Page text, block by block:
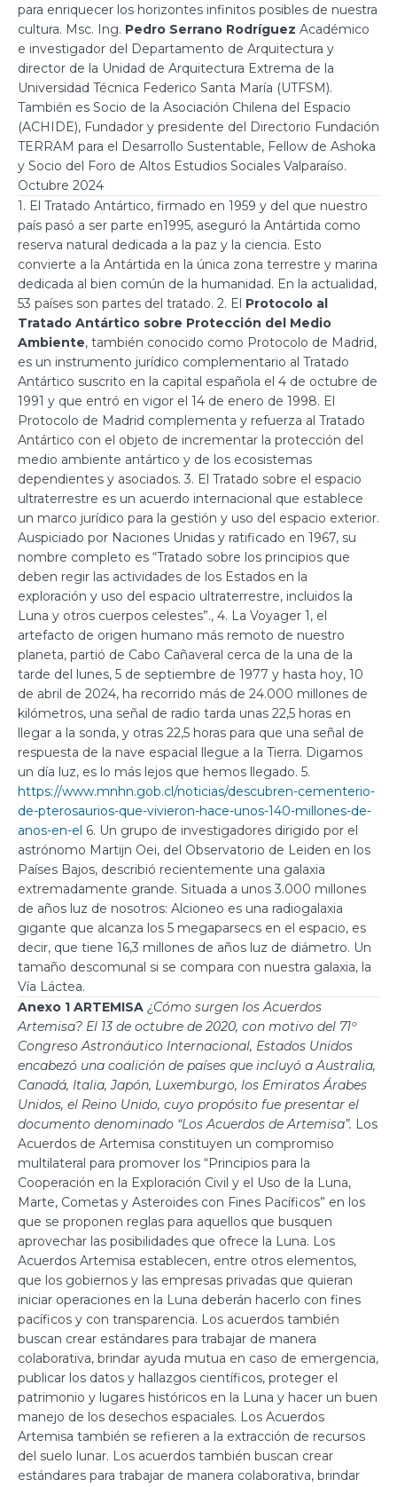
para enriquecer los horizontes infinitos posibles de nuestra
cultura. Msc. Ing. Pedro Serrano Rodríguez Académico
e investigador del Departamento de Arquitectura y
director de la Unidad de Arquitectura Extrema de la
Universidad Técnica Federico Santa María (UTFSM).
También es Socio de la Asociación Chilena del Espacio
(ACHIDE), Fundador y presidente del Directorio Fundación
TERRAM para el Desarrollo Sustentable, Fellow de Ashoka
y Socio del Foro de Altos Estudios Sociales Valparaíso.
Octubre 2024
1. El Tratado Antártico, firmado en 1959 y del que nuestro
país pasó a ser parte en1995, aseguró la Antártida como
reserva natural dedicada a la paz y la ciencia. Esto
convierte a la Antártida en la única zona terrestre y marina
dedicada al bien común de la humanidad. En la actualidad,
53 países son partes del tratado. 2. El Protocolo al
Tratado Antártico sobre Protección del Medio
Ambiente, también conocido como Protocolo de Madrid,
es un instrumento jurídico complementario al Tratado
Antártico suscrito en la capital española el 4 de octubre de
1991 y que entró en vigor el 14 de enero de 1998. El
Protocolo de Madrid complementa y refuerza al Tratado
Antártico con el objeto de incrementar la protección del
medio ambiente antártico y de los ecosistemas
dependientes y asociados. 3. El Tratado sobre el espacio
ultraterrestre es un acuerdo internacional que establece
un marco jurídico para la gestión y uso del espacio exterior.
Auspiciado por Naciones Unidas y ratificado en 1967, su
nombre completo es “Tratado sobre los principios que
deben regir las actividades de los Estados en la
exploración y uso del espacio ultraterrestre, incluidos la
Luna y otros cuerpos celestes”., 4. La Voyager 1, el
artefacto de origen humano más remoto de nuestro
planeta, partió de Cabo Cañaveral cerca de la una de la
tarde del lunes, 5 de septiembre de 1977 y hasta hoy, 10
de abril de 2024, ha recorrido más de 24.000 millones de
kilómetros, una señal de radio tarda unas 22,5 horas en
llegar a la sonda, y otras 22,5 horas para que una señal de
respuesta de la nave espacial llegue a la Tierra. Digamos
un día luz, es lo más lejos que hemos llegado. 5.
https://www.mnhn.gob.cl/noticias/descubren-cementerio-
de-pterosaurios-que-vivieron-hace-unos-140-millones-de-
anos-en-el 6. Un grupo de investigadores dirigido por el
astrónomo Martijn Oei, del Observatorio de Leiden en los
Países Bajos, describió recientemente una galaxia
extremadamente grande. Situada a unos 3.000 millones
de años luz de nosotros: Alcioneo es una radiogalaxia
gigante que alcanza los 5 megaparsecs en el espacio, es
decir, que tiene 16,3 millones de años luz de diámetro. Un
tamaño descomunal si se compara con nuestra galaxia, la
Vía Láctea.
Anexo 1 ARTEMISA ¿Cómo surgen los Acuerdos
Artemisa? El 13 de octubre de 2020, con motivo del 71º
Congreso Astronáutico Internacional, Estados Unidos
encabezó una coalición de países que incluyó a Australia,
Canadá, Italia, Japón, Luxemburgo, los Emiratos Árabes
Unidos, el Reino Unido, cuyo propósito fue presentar el
documento denominado “Los Acuerdos de Artemisa”. Los
Acuerdos de Artemisa constituyen un compromiso
multilateral para promover los “Principios para la
Cooperación en la Exploración Civil y el Uso de la Luna,
Marte, Cometas y Asteroides con Fines Pacíficos” en los
que se proponen reglas para aquellos que busquen
aprovechar las posibilidades que ofrece la Luna. Los
Acuerdos Artemisa establecen, entre otros elementos,
que los gobiernos y las empresas privadas que quieran
iniciar operaciones en la Luna deberán hacerlo con fines
pacíficos y con transparencia. Los acuerdos también
buscan crear estándares para trabajar de manera
colaborativa, brindar ayuda mutua en caso de emergencia,
publicar los datos y hallazgos científicos, proteger el
patrimonio y lugares históricos en la Luna y hacer un buen
manejo de los desechos espaciales. Los Acuerdos
Artemisa también se refieren a la extracción de recursos
del suelo lunar. Los acuerdos también buscan crear
estándares para trabajar de manera colaborativa, brindar